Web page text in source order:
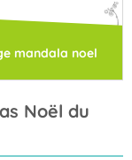
mandala noel
Noël du